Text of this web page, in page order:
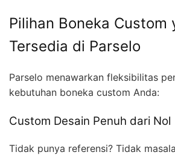
Pilihan Boneka Custom
Tersedia di Parselo
Parselo menawarkan fleksibilitas
kebutuhan boneka custom Anda:
Custom Desain Penuh dari Nol
Tidak punya referensi? Tidak